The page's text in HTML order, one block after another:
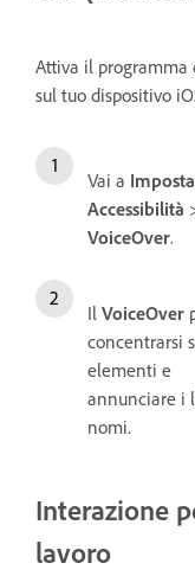
Attiva il programma
sul tuo dispositivo
Vai a
Accessibilità
VoiceOver.
Il VoiceOver
concentrarsi
elementi e
annunciare i
nomi.
Interazione
lavoro